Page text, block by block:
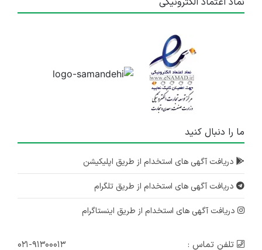
ما را دنبال کنید
دریافت آگهی های استخدام از طریق اپلیکیشن
دریافت آگهی های استخدام از طریق تلگرام
دریافت آگهی های استخدام از طریق اینستاگرام
تلفن تماس : ۰۲۱-۹۱۳۰۰۰۱۳